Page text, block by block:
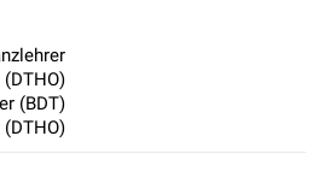
(DTHO)
(BDT)